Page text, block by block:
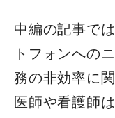
中編の記事で
トフォンへの
務の非効率に
医師や看護師